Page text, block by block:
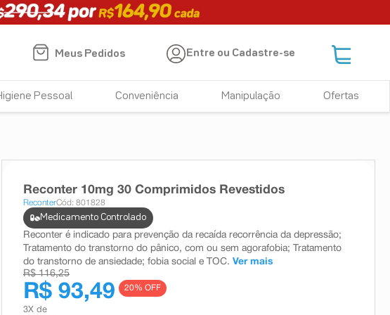
Meus Pedidos Entre ou Cadastre-se
Pessoal Conveniência Manipulação Ofertas
Reconter 10mg 30 Comprimidos Revestidos
ReconterCód: 801828
Medicamento Controlado
Reconter é indicado para prevenção da recaída recorrência da depressão;
Tratamento do transtorno do pânico, com ou sem agorafobia; Tratamento
do transtorno de ansiedade; fobia social e TOC. Ver mais
R$ 116,25
R$ 93,49 20% OFF
3X de